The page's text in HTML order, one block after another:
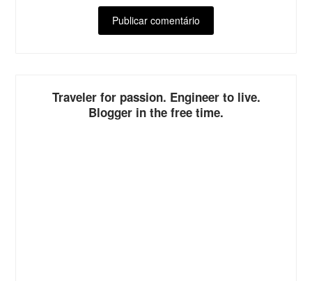
Traveler for passion. Engineer to live.
Blogger in the free time.